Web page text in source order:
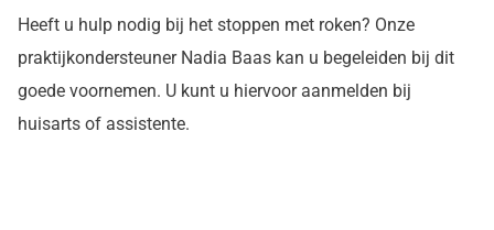
Heeft u hulp nodig bij het stoppen met roken? Onze
praktijkondersteuner Nadia Baas kan u begeleiden bij dit
goede voornemen. U kunt u hiervoor aanmelden bij
huisarts of assistente.